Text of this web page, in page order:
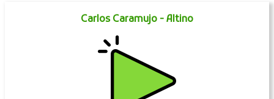
Carlos Caramujo - Altino